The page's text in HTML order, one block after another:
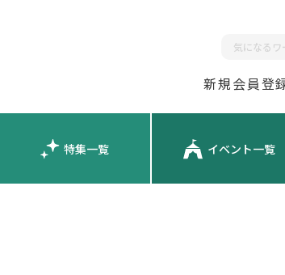
新規会員登
特集一覧 イベント一覧